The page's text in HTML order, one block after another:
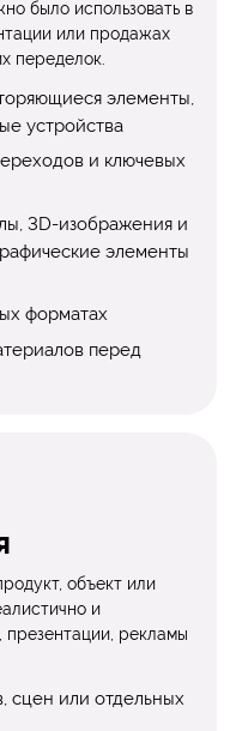
было использовать в
или продажах
переделок.
элементы,
устройства
и ключевых
3D-изображения и
элементы
форматах
перед
объект или
и
презентации, рекламы
сцен или отдельных